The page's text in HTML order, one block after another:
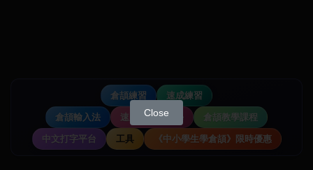
倉頡練習
速成練習
倉頡輸入法
速成輸入法教學
倉頡教學課程
中文打字平台
工具 《中小學生學倉頡》限時優惠
Close